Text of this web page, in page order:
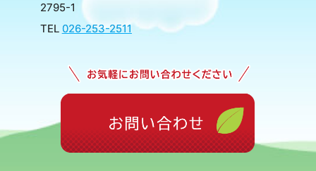
2795-1
TEL 026-253-2511